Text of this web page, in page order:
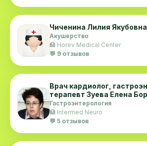
Чиченина Лилия Якубовна
Акушерство
🏥 Horev Medical Center
💬 9 отзывов
Врач кардиолог,
терапевт Зуева Елена
Гастроэнтерология
🏥 Intermed Neuro
💬 5 отзывов